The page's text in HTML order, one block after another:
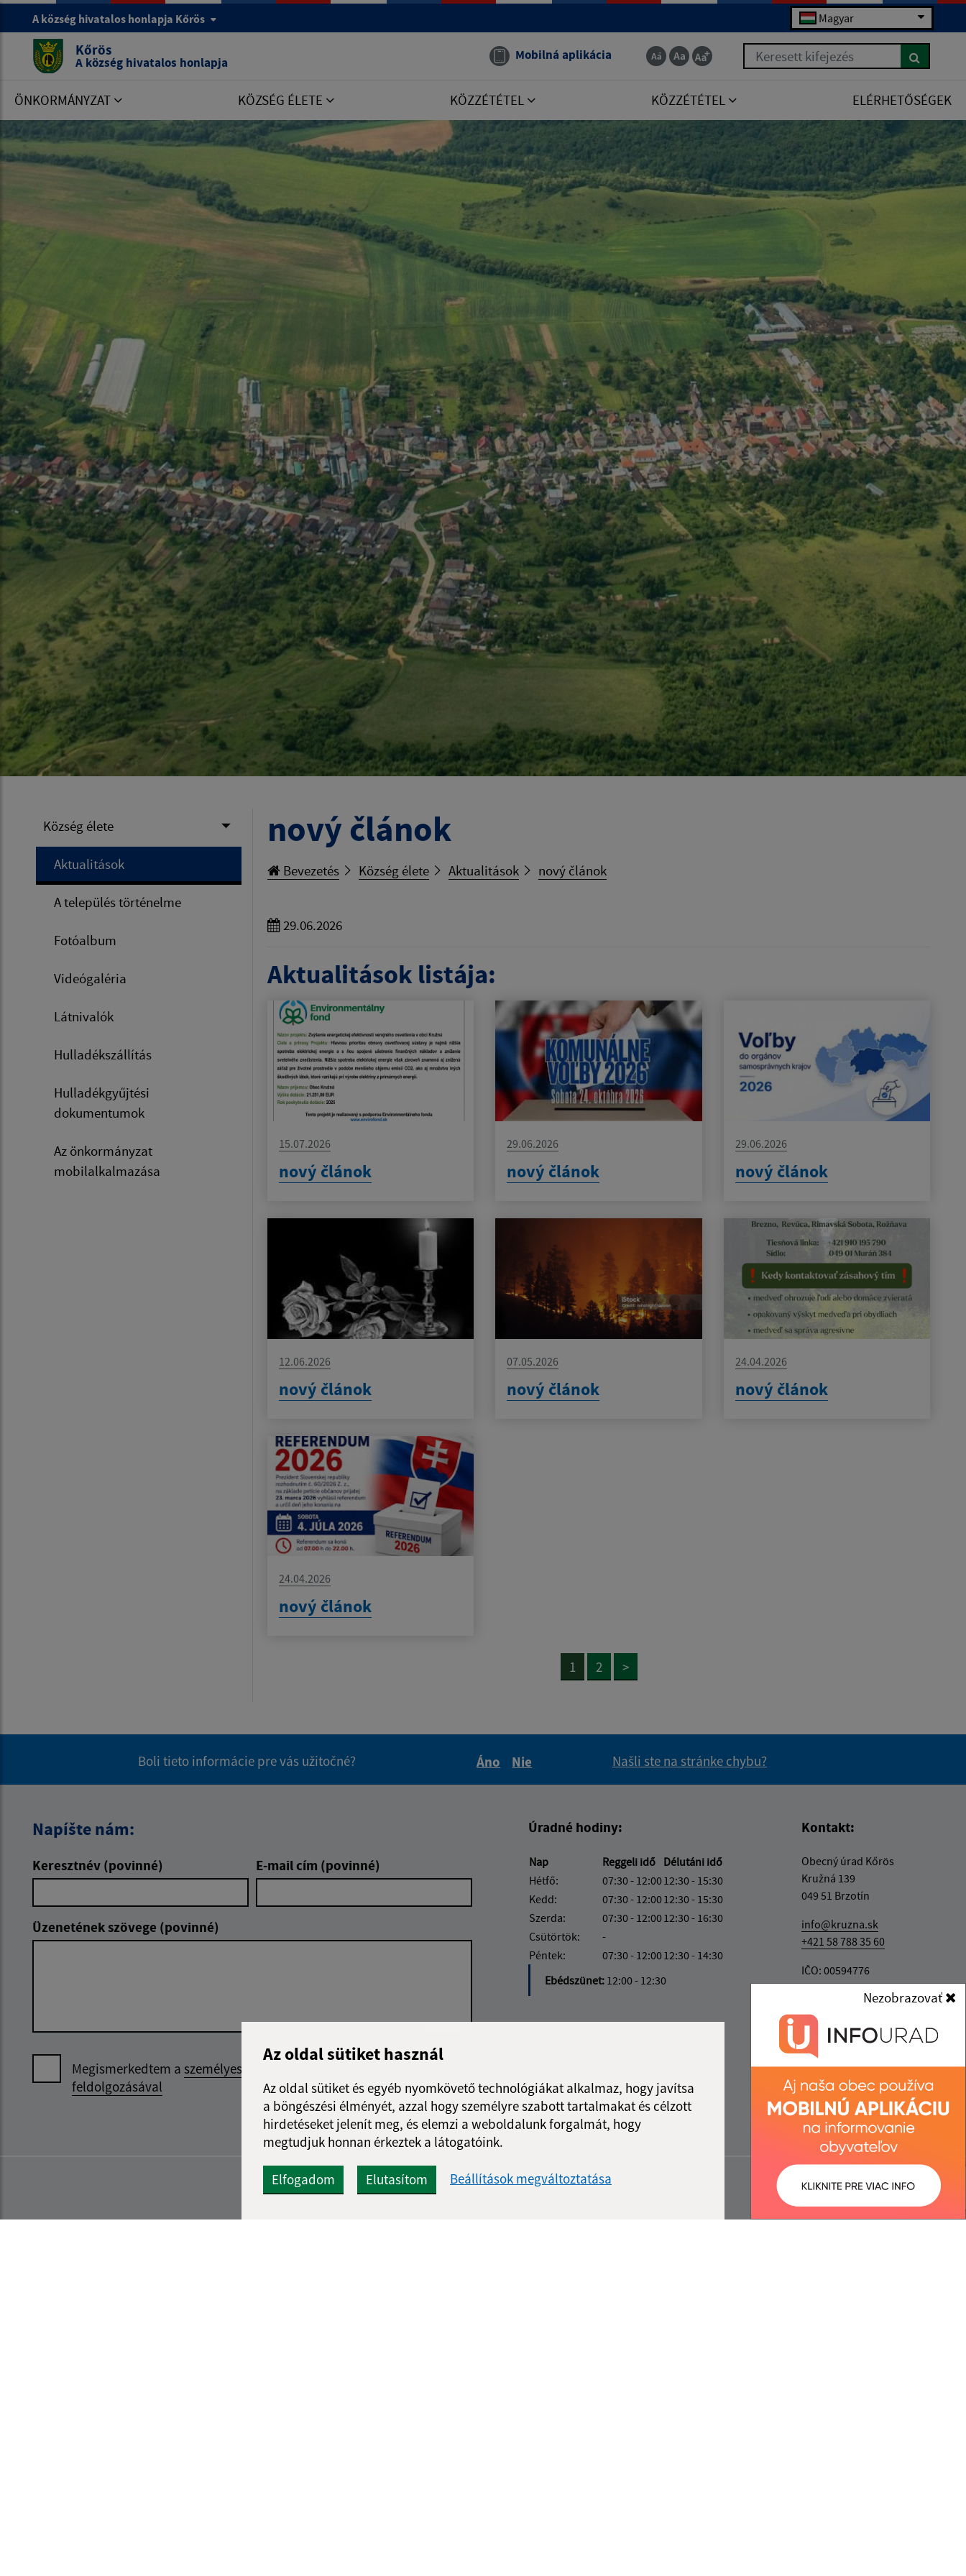
Az oldal sütiket használ
Az oldal sütiket és egyéb nyomkövető technológiákat alkalmaz, hogy javítsa
a böngészési élményét, azzal hogy személyre szabott tartalmakat és célzott
hirdetéseket jelenít meg, és elemzi a weboldalunk forgalmát, hogy
megtudjuk honnan érkeztek a látogatóink.
Elfogadom Elutasítom Beállítások megváltoztatása
Nezobrazovať
A község hivatalos honlapja Kőrös Magyar
Kőrös
A község hivatalos honlapja Mobilná aplikácia Keresett kifejezés
ÖNKORMÁNYZAT KÖZSÉG ÉLETE KÖZZÉTÉTEL KÖZZÉTÉTEL ELÉRHETŐSÉGEK
Község élete
Aktualitások
A település történelme
Fotóalbum
Videógaléria
Látnivalók
Hulladékszállítás
Hulladékgyűjtési
dokumentumok
Az önkormányzat
mobilalkalmazása
nový článok
Bevezetés Község élete Aktualitások nový článok
29.06.2026
Aktualitások listája:
15.07.2026
nový článok
29.06.2026
nový článok
29.06.2026
nový článok
12.06.2026
nový článok
07.05.2026
nový článok
24.04.2026
nový článok
24.04.2026
nový článok
1 2 >
Boli tieto informácie pre vás užitočné?
Áno
Nie
Našli ste na stránke chybu?
Napíšte nám:
Keresztnév (povinné) E-mail cím (povinné)
Üzenetének szövege (povinné)
Megismerkedtem a személyes adatok
feldolgozásával
Google reCaptcha Response
Úradné hodiny:
Nap Reggeli idő Délutáni idő
Hétfő:
07:30 - 12:0012:30 - 15:30
Kedd:
07:30 - 12:0012:30 - 15:30
Szerda:
07:30 - 12:0012:30 - 16:30
Csütörtök:
-
Péntek:
07:30 - 12:0012:30 - 14:30
Ebédszünet: 12:00 - 12:30
Kontakt:
Obecný úrad Kőrös
Kružná 139
049 51 Brzotín
info@kruzna.sk
+421 58 788 35 60
IČO: 00594776